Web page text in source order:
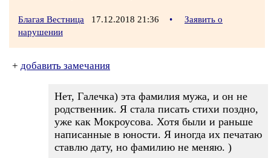
Благая Вестница 17.12.2018 21:36 •
Заявить о
нарушении
+ добавить замечания
Нет, Галечка) эта фамилия мужа, и он не
родственник. Я стала писать стихи поздно,
уже как Мокроусова. Хотя были и раньше
написанные в юности. Я иногда их печатаю
ставлю дату, но фамилию не меняю. )